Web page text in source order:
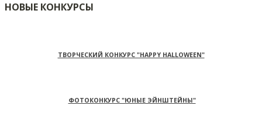
НОВЫЕ КОНКУРСЫ
ТВОРЧЕСКИЙ КОНКУРС "HAPPY HALLOWEEN"
ФОТОКОНКУРС "ЮНЫЕ ЭЙНШТЕЙНЫ"